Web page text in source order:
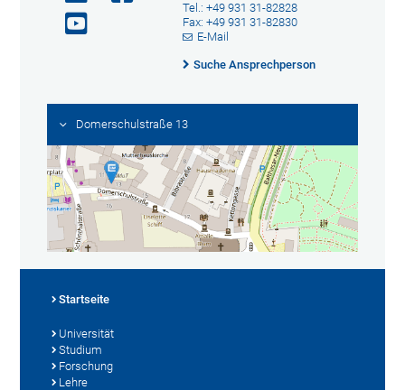
Tel.: +49 931 31-82828
Fax: +49 931 31-82830
E-Mail
Suche Ansprechperson
Domerschulstraße 13
Startseite
Universität
Studium
Forschung
Lehre